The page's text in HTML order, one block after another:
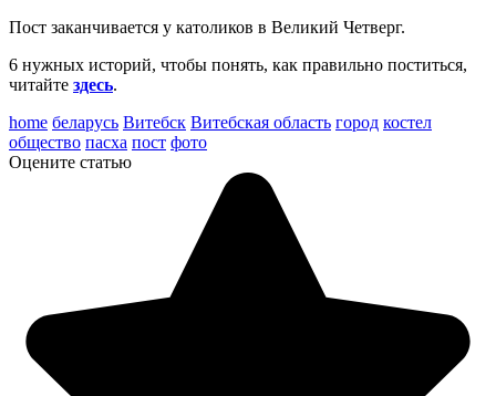
Пост заканчивается у католиков в Великий Четверг.
6 нужных историй, чтобы понять, как правильно поститься,
читайте здесь.
home беларусь Витебск Витебская область город костел
общество пасха пост фото
Оцените статью